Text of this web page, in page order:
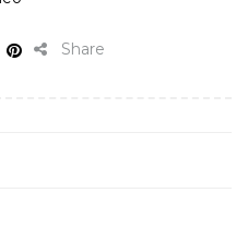
Share